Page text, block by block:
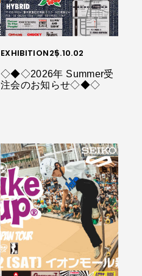
EXHIBITION25.10.02
◇◆◇2026年 Summer受
注会のお知らせ◇◆◇